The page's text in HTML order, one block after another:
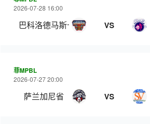
2026-07-28 16:00
巴科洛德马斯卡拉 VS
菲MPBL
2026-07-27 20:00
萨兰加尼省 VS